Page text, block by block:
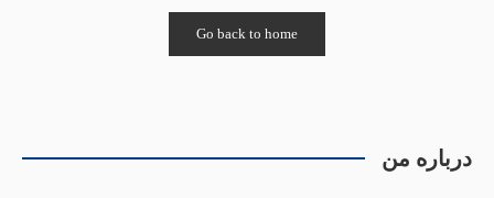
Go back to home
درباره من